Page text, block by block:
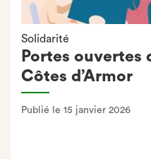
Solidarité
Portes ouvertes
Côtes d’Armor
Publié le 15 janvier 2026